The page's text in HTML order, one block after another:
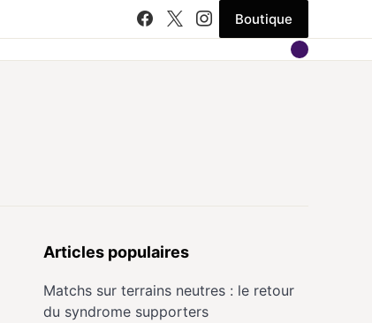
Boutique
Articles populaires
Matchs sur terrains neutres : le retour
du syndrome supporters